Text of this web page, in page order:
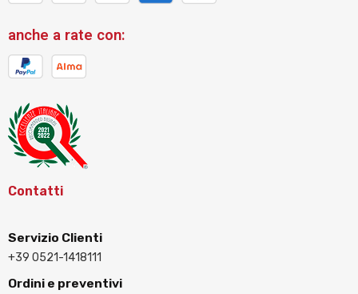
anche a rate con:
Contatti
Servizio Clienti
+39 0521-1418111
Ordini e preventivi